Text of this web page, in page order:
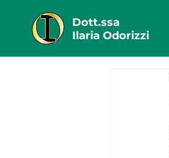
Dott.ssa
Ilaria Odorizzi